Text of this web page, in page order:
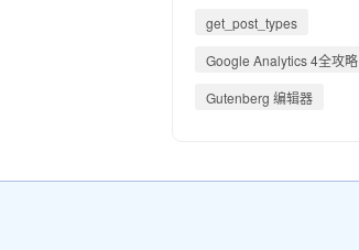
get_post_types
Google Analytics 4全攻略
Gutenberg 编辑器